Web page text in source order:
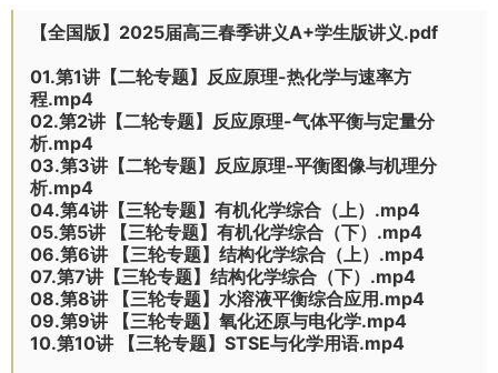
【全国版】2025届高三春季讲义A+学生版讲义.pdf
01.第1讲【二轮专题】反应原理-热化学与速率方
程.mp4
02.第2讲【二轮专题】反应原理-气体平衡与定量分
析.mp4
03.第3讲【二轮专题】反应原理-平衡图像与机理分
析.mp4
04.第4讲【三轮专题】有机化学综合（上）.mp4
05.第5讲 【三轮专题】有机化学综合（下）.mp4
06.第6讲 【三轮专题】结构化学综合（上）.mp4
07.第7讲【三轮专题】结构化学综合（下）.mp4
08.第8讲 【三轮专题】水溶液平衡综合应用.mp4
09.第9讲 【三轮专题】氧化还原与电化学.mp4
10.第10讲 【三轮专题】STSE与化学用语.mp4